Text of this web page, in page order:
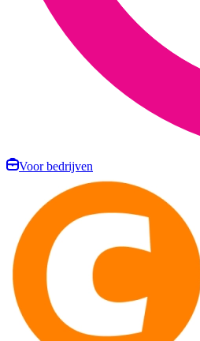
Voor bedrijven